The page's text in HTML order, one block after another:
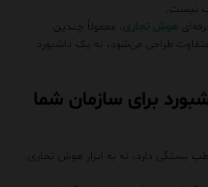
نیست.
هوش تجاری، معمولاً چندین
طراحی می‌شود، نه یک داشبورد
برای سازمان شما
بستگی دارد، نه به ابزار هوش تجاری.